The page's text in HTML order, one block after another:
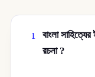
1
বাংলা
রচনা ?